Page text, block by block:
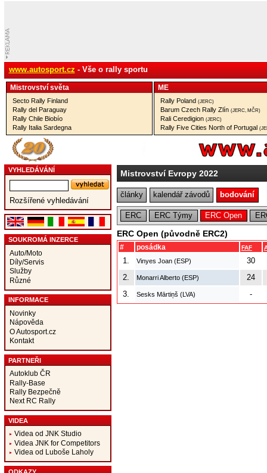
www.autosport.cz - Vše o rally sportu
Mistrovství­ světa
Secto Rally Finland
Rally del Paraguay
Rally Chile Biobío
Rally Italia Sardegna
ME
Rally Poland (JERC)
Barum Czech Rally Zlín (JERC, MČR)
Rali Ceredigion (JERC)
Rally Five Cities North of Portugal
VYHLEDÁVÁNÍ
Rozšířené vyhledávání
SOUKROMÁ INZERCE
Auto/Moto
Díly/Servis
Služby
Různé
INFORMACE
Novinky
Nápověda
O Autosport.cz
Kontakt
PARTNEŘI
Autoklub ČR
Rally-Base
Rally Bezpečně
Next RC Rally
VIDEA
Videa od JNK Studio
Videa JNK for Competitors
Videa od Luboše Laholy
Mistrovství­ Evropy 2022
články kalendář závodů bodování
ERC ERC Týmy ERC Open
ERC Open (původně ERC2)
# posádka FAF
1. Vinyes Joan (ESP)
30
2.
Monarri Alberto (ESP)
24
3.
Sesks Mārtiņš (LVA) -